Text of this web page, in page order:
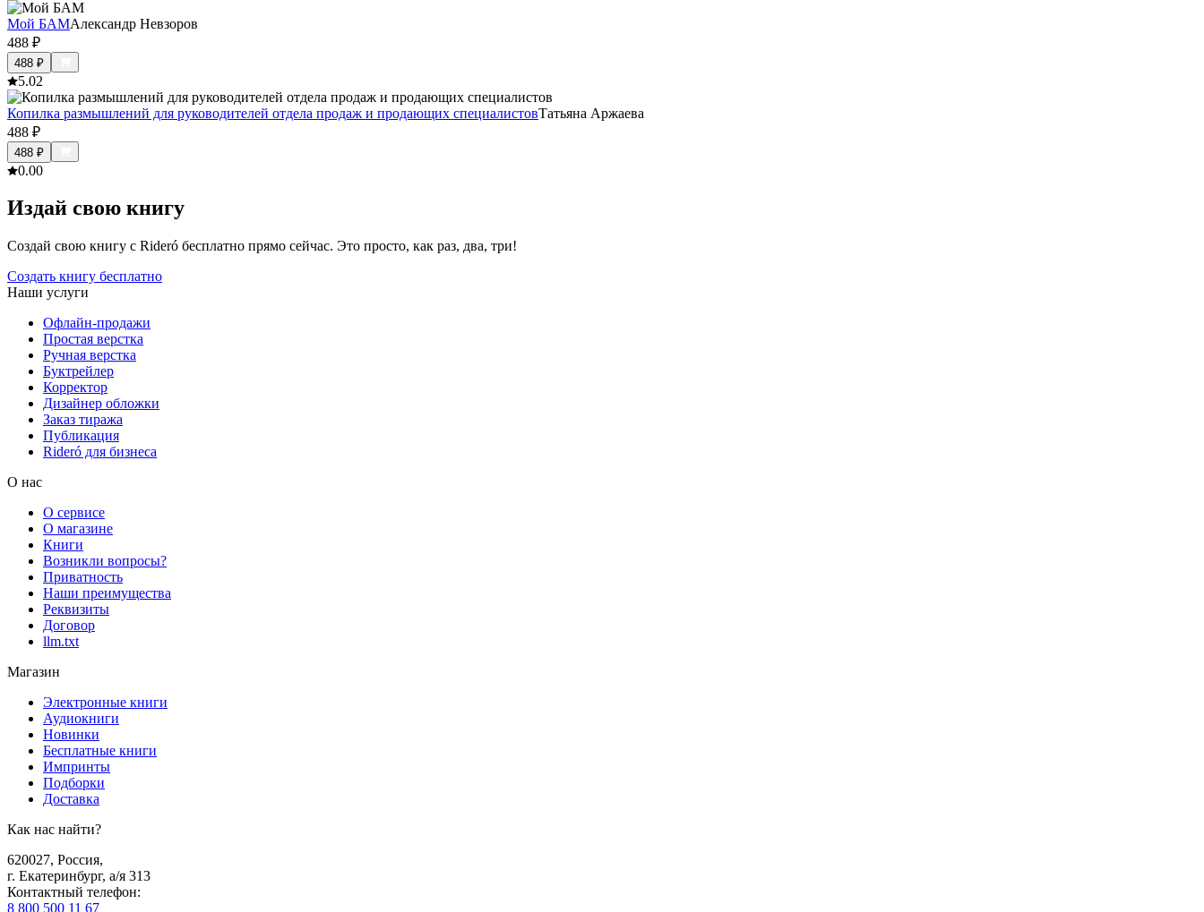
Мой БАМАлександр Невзоров
488 ₽
488 ₽
5.02
Копилка размышлений для руководителей отдела продаж и продающих специалистовТатьяна Аржаева
488 ₽
488 ₽
0.00
Издай свою книгу
Создай свою книгу с Rideró бесплатно прямо сейчас. Это просто, как раз, два, три!
Создать книгу бесплатно
Наши услуги
Офлайн-продажи
Простая верстка
Ручная верстка
Буктрейлер
Корректор
Дизайнер обложки
Заказ тиража
Публикация
Rideró для бизнеса
О нас
О сервисе
О магазине
Книги
Возникли вопросы?
Приватность
Наши преимущества
Реквизиты
Договор
llm.txt
Магазин
Электронные книги
Аудиокниги
Новинки
Бесплатные книги
Импринты
Подборки
Доставка
Как нас найти?
620027, Россия,
г. Екатеринбург, а/я 313
Контактный телефон:
8 800 500 11 67